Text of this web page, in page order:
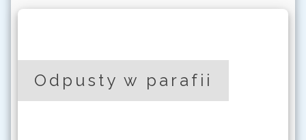
Odpusty w parafii